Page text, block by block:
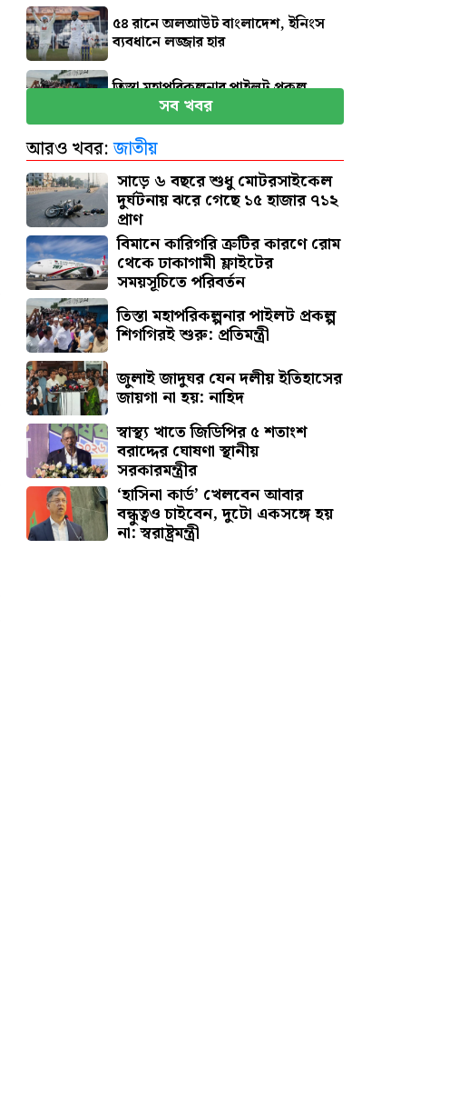
৫৪ রানে অলআউট বাংলাদেশ, ইনিংস
ব্যবধানে লজ্জার হার
তিস্তা মহাপরিকল্পনার পাইলট প্রকল্প
শিগগিরই শুরু: প্রতিমন্ত্রী
জুলাই জাদুঘর যেন দলীয় ইতিহাসের
জায়গা না হয়: নাহিদ
সব খবর
আরও খবর:জাতীয়
সাড়ে ৬ বছরে শুধু মোটরসাইকেল
দুর্ঘটনায় ঝরে গেছে ১৫ হাজার ৭১২
প্রাণ
বিমানে কারিগরি ত্রুটির কারণে রোম
থেকে ঢাকাগামী ফ্লাইটের
সময়সূচিতে পরিবর্তন
তিস্তা মহাপরিকল্পনার পাইলট প্রকল্প
শিগগিরই শুরু: প্রতিমন্ত্রী
জুলাই জাদুঘর যেন দলীয় ইতিহাসের
জায়গা না হয়: নাহিদ
স্বাস্থ্য খাতে জিডিপির ৫ শতাংশ
বরাদ্দের ঘোষণা স্থানীয়
সরকারমন্ত্রীর
‘হাসিনা কার্ড’ খেলবেন আবার
বন্ধুত্বও চাইবেন, দুটো একসঙ্গে হয়
না: স্বরাষ্ট্রমন্ত্রী